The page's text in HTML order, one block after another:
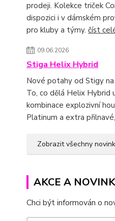
prodeji. Kolekce triček
dispozici i v dámském
pro kluby a týmy. číst
09.06.2026
Stiga Helix Hybrid
Nové potahy od Stigy
To, co dělá Helix Hybrid
kombinace explozivní
Platinum a extra
Zobrazit všechny
AKCE A
Chci být informován o